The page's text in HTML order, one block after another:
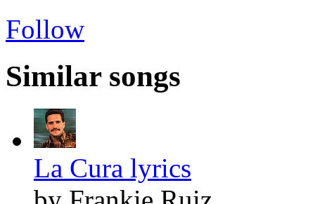
Follow
Similar songs
La Cura lyrics